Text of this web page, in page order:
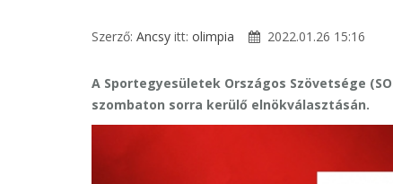
Szerző: Ancsy itt: olimpia 2022.01.26 15:16
A Sportegyesületek Országos Szövetsége
szombaton sorra kerülő elnökválasztásán.